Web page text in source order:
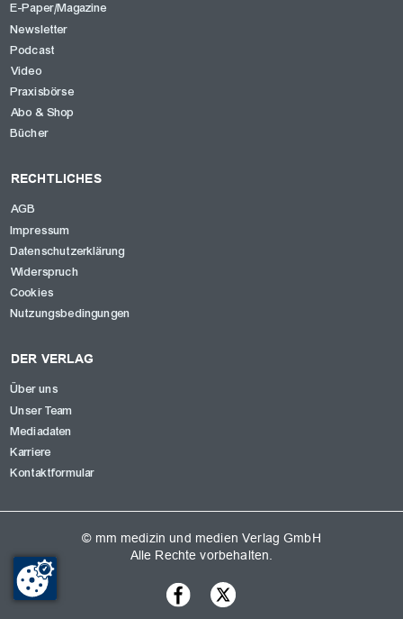
E-Paper/Magazine
Newsletter
Podcast
Video
Praxisbörse
Abo & Shop
Bücher
RECHTLICHES
AGB
Impressum
Datenschutzerklärung
Widerspruch
Cookies
Nutzungsbedingungen
DER VERLAG
Über uns
Unser Team
Mediadaten
Karriere
Kontaktformular
© mm medizin und medien Verlag GmbH
Alle Rechte vorbehalten.